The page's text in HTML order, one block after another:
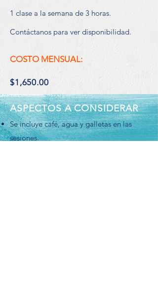
1 clase a la semana de 3 horas.
Contáctanos para ver disponibilidad.
COSTO MENSUAL:
$1,650.00
ASPECTOS A CONSIDERAR
Se incluye café, agua y galletas en las
sesiones.